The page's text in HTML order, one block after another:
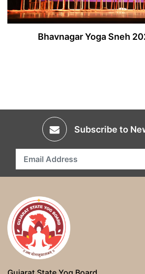
Bhavnagar Yoga Sneh
Subscribe to